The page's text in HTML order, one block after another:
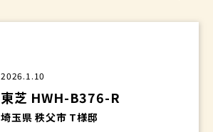
2026.1.10
東芝 HWH-B376-R
埼玉県 秩父市 T様邸